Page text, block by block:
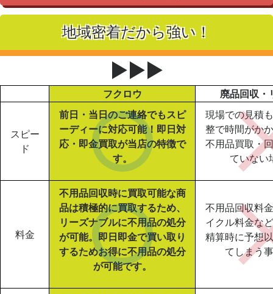
地域密着だから強い！
▶▶▶
フクロウ 廃品回収・
スピー
ド
前日・当日のご連絡でもスピ
ーディーに対応可能！即日対
応・即金買取が当店の特徴で
す。
現場での見積
整で時間がか
不用品買取・
ていない
料金
不用品回収時に買取可能な商
品は積極的に買取するため、
リーズナブルに不用品の処分
が可能。即日即金で買い取り
するためお得に不用品の処分
が可能です。
不用品回収料
イクル料金な
精算時に予想
てしまう